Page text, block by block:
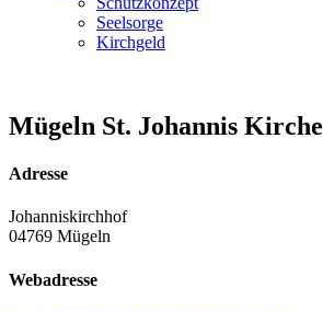
Seelsorge
Kirchgeld
Mügeln St. Johannis Kirche
Adresse
Johanniskirchhof
04769 Mügeln
Webadresse